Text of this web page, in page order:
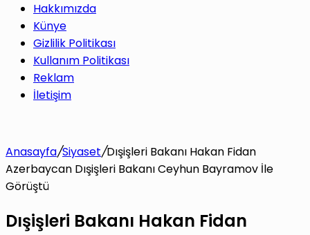
Hakkımızda
Künye
Gizlilik Politikası
Kullanım Politikası
Reklam
İletişim
Anasayfa/Siyaset/Dışişleri Bakanı Hakan Fidan
Azerbaycan Dışişleri Bakanı Ceyhun Bayramov İle
Görüştü
Dışişleri Bakanı Hakan Fidan